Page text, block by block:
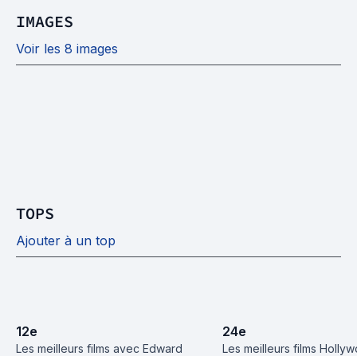
IMAGES
Voir les 8 images
TOPS
Ajouter à un top
12e
Les meilleurs films avec Edward
24e
Les meilleurs films